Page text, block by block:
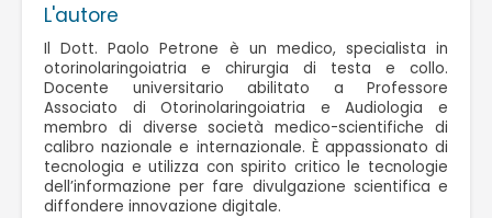
L'autore
Il Dott. Paolo Petrone è un medico, specialista in
otorinolaringoiatria e chirurgia di testa e collo.
Docente universitario abilitato a Professore
Associato di Otorinolaringoiatria e Audiologia e
membro di diverse società medico-scientifiche di
calibro nazionale e internazionale. È appassionato di
tecnologia e utilizza con spirito critico le tecnologie
dell’informazione per fare divulgazione scientifica e
diffondere innovazione digitale.